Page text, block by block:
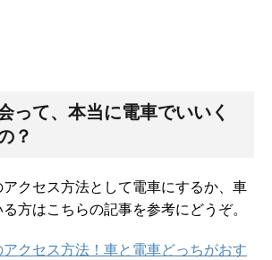
って、本当に電車でいいく
？
クセス方法として電車にするか、車
方はこちらの記事を参考にどうぞ。
クセス方法！車と電車どっちがおす